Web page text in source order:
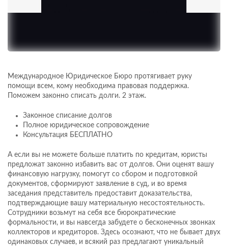
Международное Юридическое Бюро протягивает руку
помощи всем, кому необходима правовая поддержка.
Поможем законно списать долги. 2 этаж.
Законное списание долгов
Полное юридическое сопровождение
Консультация БЕСПЛАТНО
А если вы не можете больше платить по кредитам, юристы
предложат законно избавить вас от долгов. Они оценят вашу
финансовую нагрузку, помогут со сбором и подготовкой
документов, сформируют заявление в суд, и во время
заседания представитель предоставит доказательства,
подтверждающие вашу материальную несостоятельность.
Сотрудники возьмут на себя все бюрократические
формальности, и вы навсегда забудете о бесконечных звонках
коллекторов и кредиторов. Здесь осознают, что не бывает двух
одинаковых случаев, и всякий раз предлагают уникальный